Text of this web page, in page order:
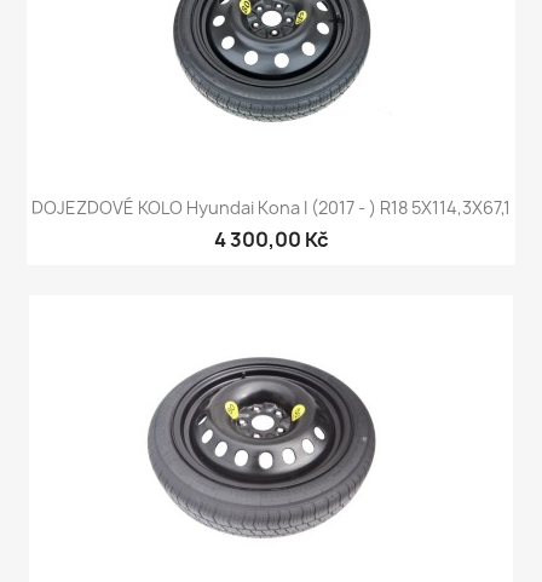
DOJEZDOVÉ KOLO Hyundai Kona I (2017 - ) R18 5X114,3X67,1
4 300,00 Kč